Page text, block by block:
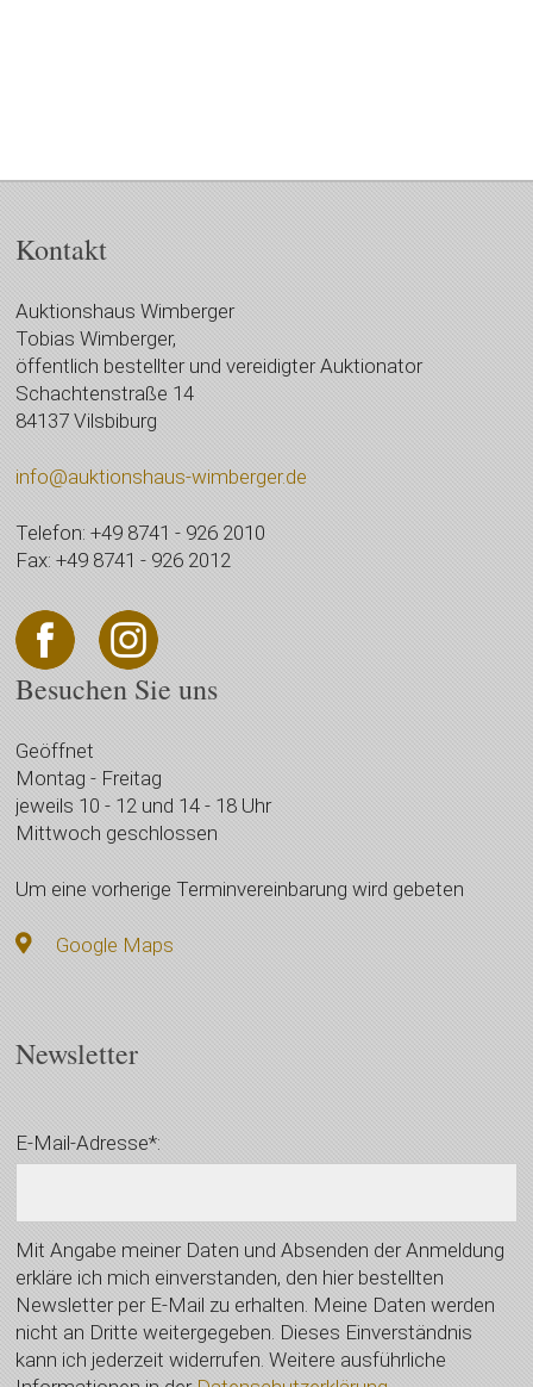
Kontakt
Auktionshaus Wimberger
Tobias Wimberger,
öffentlich bestellter und vereidigter Auktionator
Schachtenstraße 14
84137 Vilsbiburg
info@auktionshaus-wimberger.de
Telefon: +49 8741 - 926 2010
Fax: +49 8741 - 926 2012
Besuchen Sie uns
Geöffnet
Montag - Freitag
jeweils 10 - 12 und 14 - 18 Uhr
Mittwoch geschlossen
Um eine vorherige Terminvereinbarung wird gebeten
Google Maps
Newsletter
E-Mail-Adresse*:
Mit Angabe meiner Daten und Absenden der Anmeldung
erkläre ich mich einverstanden, den hier bestellten
Newsletter per E-Mail zu erhalten. Meine Daten werden
nicht an Dritte weitergegeben. Dieses Einverständnis
kann ich jederzeit widerrufen. Weitere ausführliche